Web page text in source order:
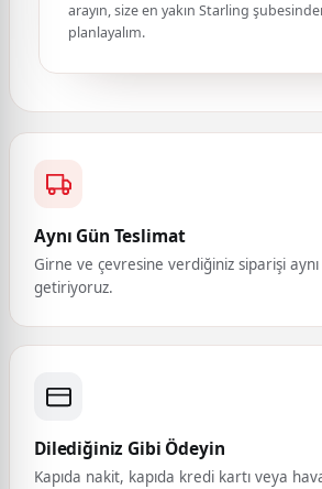
arayın, size en yakın Starling
planlayalım.
Aynı Gün Teslimat
Girne ve çevresine verdiğiniz siparişi aynı
getiriyoruz.
Dilediğiniz Gibi Ödeyin
Kapıda nakit, kapıda kredi kartı veya